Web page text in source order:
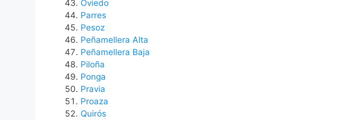
Oviedo
Parres
Pesoz
Peñamellera Alta
Peñamellera Baja
Piloña
Ponga
Pravia
Proaza
Quirós